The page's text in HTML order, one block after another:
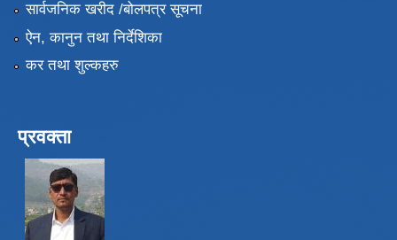
सार्वजनिक खरीद /बोलपत्र सूचना
ऐन, कानुन तथा निर्देशिका
कर तथा शुल्कहरु
प्रवक्ता